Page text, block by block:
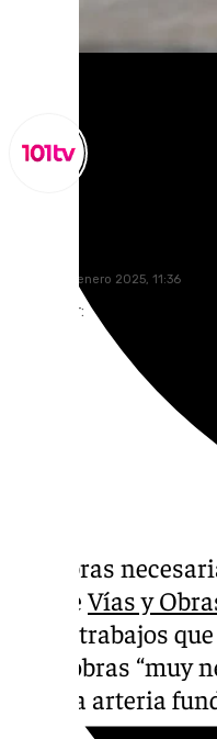
viernes, 24 enero 2025, 11:36
Compartir:
Las obras
edil deVías y
de los trabajos
unas obras “muy
de esta arteria